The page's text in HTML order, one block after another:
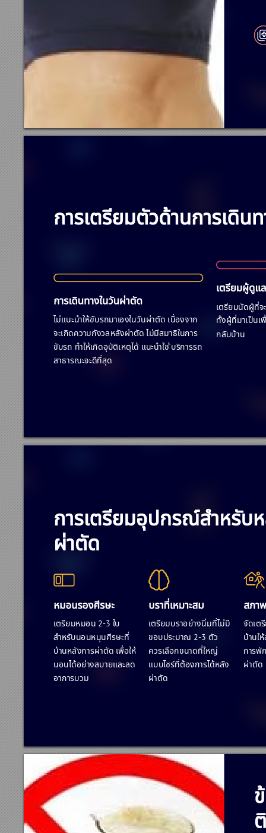


 
 
  








 2-3 

 




 2-3 






